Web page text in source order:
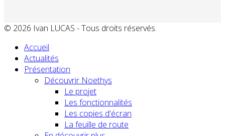
© 2026 Ivan LUCAS - Tous droits réservés.
Accueil
Actualités
Présentation
Découvrir Noethys
Le projet
Les fonctionnalités
Les copies d'écran
La feuille de route